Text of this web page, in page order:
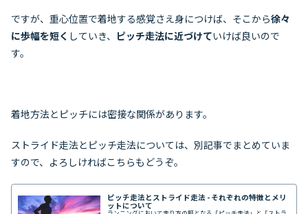
ですが、重心位置で着地する感覚さえ身につけば、そこから徐々
に歩幅を短く していき、 ピッチ走法に近づけていけば良いので
す。
着地方法とピッチには密接な関係があります。
ストライド走法とピッチ走法については、別記事でまとめていま
すので、よろしければこちらもどうぞ。
ピッチ走法とストライド走法 - それぞれの特徴とメリ
ットについて